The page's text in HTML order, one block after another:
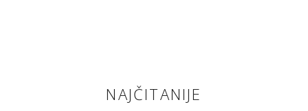
NAJČITANIJE